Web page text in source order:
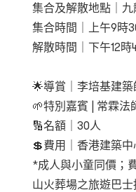
集合及解散地點｜
集合時間｜上午9時
解散時間｜下午12時
🌟導賞｜李培基建
🌱特別嘉賓 | 常霖法
🔢名額｜30人
💲費用｜香港建築
*成人與小童同價；
山火葬場之旅遊巴